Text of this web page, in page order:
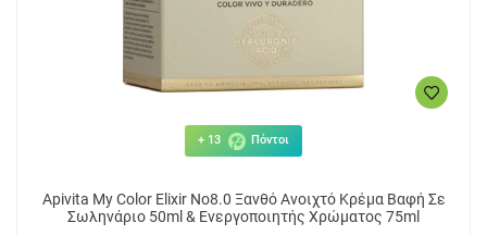
+ 13 Πόντοι
Apivita My Color Elixir No8.0 Ξανθό Ανοιχτό Κρέμα Βαφή Σε
Σωληνάριο 50ml & Ενεργοποιητής Χρώματος 75ml